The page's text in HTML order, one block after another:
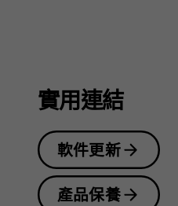
南
實用連結
軟件更新
產品保養